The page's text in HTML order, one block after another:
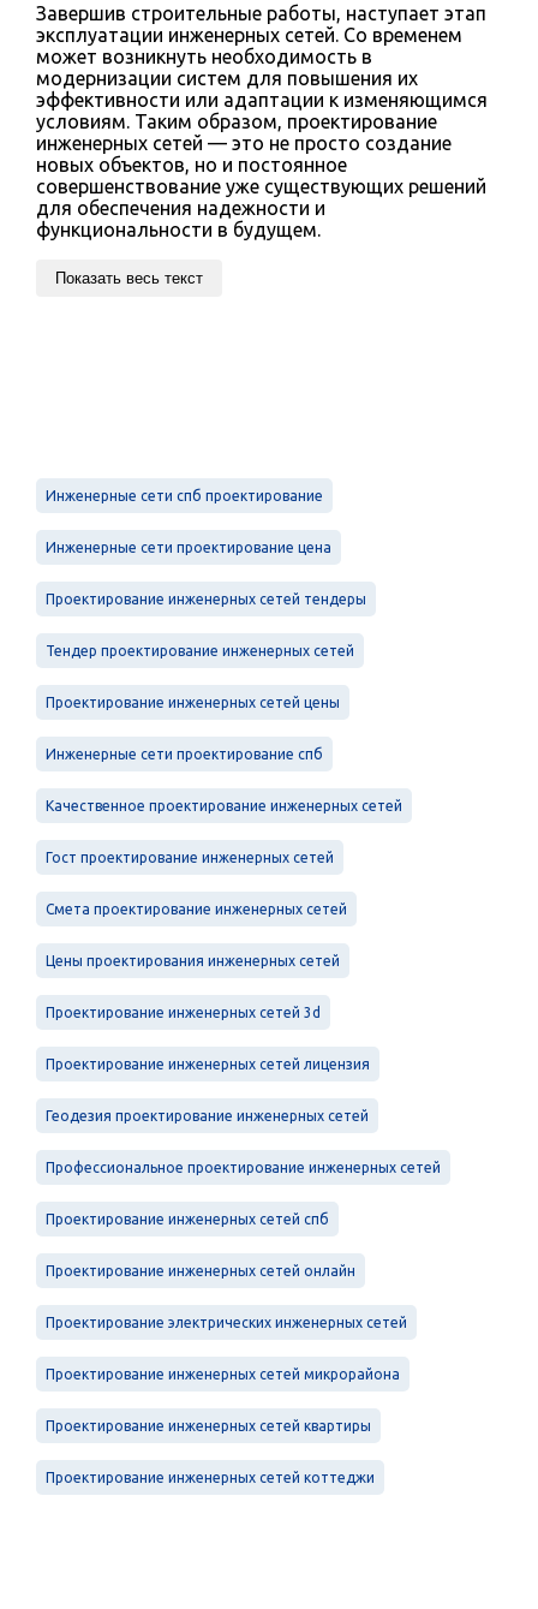
Завершив строительные работы, наступает этап
эксплуатации инженерных сетей. Со временем
может возникнуть необходимость в
модернизации систем для повышения их
эффективности или адаптации к изменяющимся
условиям. Таким образом, проектирование
инженерных сетей — это не просто создание
новых объектов, но и постоянное
совершенствование уже существующих решений
для обеспечения надежности и
функциональности в будущем.
Показать весь текст
Инженерные сети спб проектирование
Инженерные сети проектирование цена
Проектирование инженерных сетей тендеры
Тендер проектирование инженерных сетей
Проектирование инженерных сетей цены
Инженерные сети проектирование спб
Качественное проектирование инженерных сетей
Гост проектирование инженерных сетей
Смета проектирование инженерных сетей
Цены проектирования инженерных сетей
Проектирование инженерных сетей 3d
Проектирование инженерных сетей лицензия
Геодезия проектирование инженерных сетей
Профессиональное проектирование инженерных сетей
Проектирование инженерных сетей спб
Проектирование инженерных сетей онлайн
Проектирование электрических инженерных сетей
Проектирование инженерных сетей микрорайона
Проектирование инженерных сетей квартиры
Проектирование инженерных сетей коттеджи